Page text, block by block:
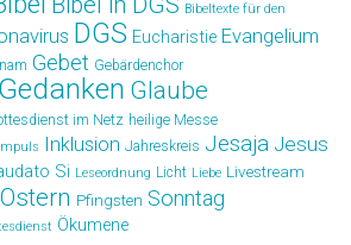
Bibeltexte für den
DGS Eucharistie Evangelium
Gebet Gebärdenchor
Gedanken Glaube
im Netz heilige Messe
Inklusion Jahreskreis Jesaja Jesus
Si Leseordnung Licht Liebe Livestream
Ostern Pfingsten Sonntag
Ökumene